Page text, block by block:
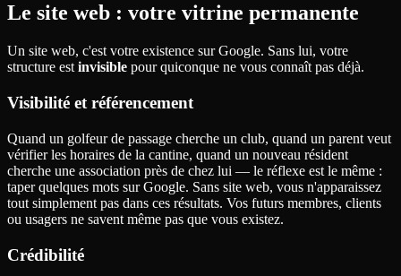
Le site web : votre vitrine permanente
Un site web, c'est votre existence sur Google. Sans lui, votre
structure est invisible pour quiconque ne vous connaît pas déjà.
Visibilité et référencement
Quand un golfeur de passage cherche un club, quand un parent veut
vérifier les horaires de la cantine, quand un nouveau résident
cherche une association près de chez lui — le réflexe est le même :
taper quelques mots sur Google. Sans site web, vous n'apparaissez
tout simplement pas dans ces résultats. Vos futurs membres, clients
ou usagers ne savent même pas que vous existez.
Crédibilité